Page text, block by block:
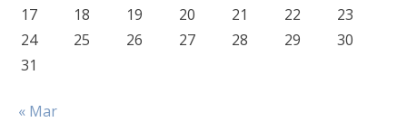
17
18 19 20 21 22
23
24
25 26 27 28 29
30
31
« Mar